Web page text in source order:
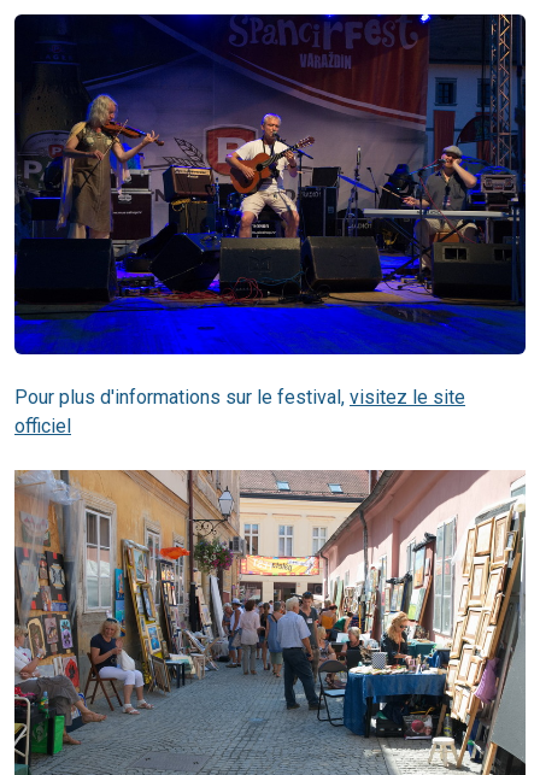
Pour plus d'informations sur le festival, visitez le site
officiel